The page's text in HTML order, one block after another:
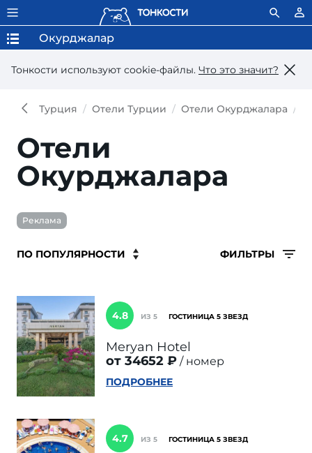
Тонкости используют сookie-файлы. Что это значит?
Окурджалар
Турция Отели Турции Отели Окурджалара
Отели
Окурджалара
Реклама
ФИЛЬТРЫ
4.8 ИЗ 5 ГОСТИНИЦА 5 ЗВЕЗД
Meryan Hotel
от 34652 ₽
номер
ПОДРОБНЕЕ
4.7 ИЗ 5 ГОСТИНИЦА 5 ЗВЕЗД